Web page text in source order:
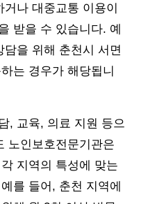
나 대중교통 이용이
받을 수 있습니다. 예
을 위해 춘천시 서면
는 경우가 해당됩니
, 교육, 의료 지원 등으
노인보호전문기관은
지역의 특성에 맞는
를 들어, 춘천 지역에